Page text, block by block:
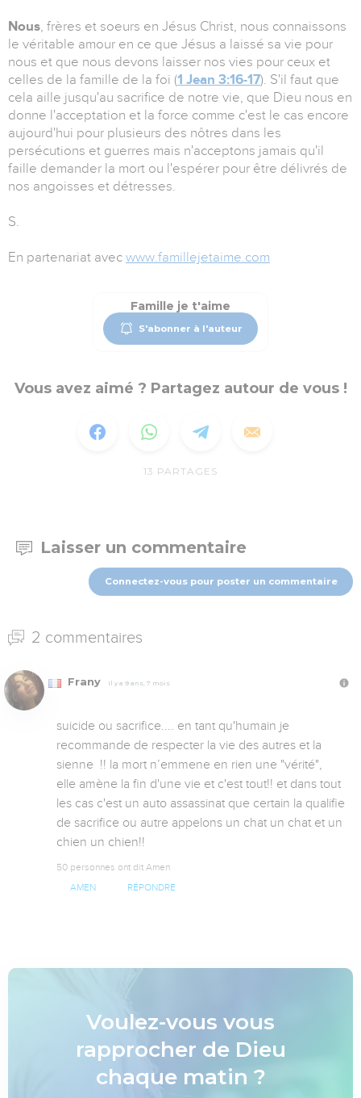
Nous, frères et soeurs en Jésus Christ, nous connaissons
le véritable amour en ce que Jésus a laissé sa vie pour
nous et que nous devons laisser nos vies pour ceux et
celles de la famille de la foi (1 Jean 3:16-17). S'il faut que
cela aille jusqu'au sacrifice de notre vie, que Dieu nous en
donne l'acceptation et la force comme c'est le cas encore
aujourd'hui pour plusieurs des nôtres dans les
persécutions et guerres mais n'acceptons jamais qu'il
faille demander la mort ou l'espérer pour être délivrés de
nos angoisses et détresses.
S.
En partenariat avec www.famillejetaime.com
Famille je t'aime
S'abonner à l'auteur
Vous avez aimé ? Partagez autour de vous !
13 PARTAGES
Laisser un commentaire
Connectez-vous pour poster un commentaire
2 commentaires
Frany Il y a 9 ans, 7 mois
suicide ou sacrifice.... en tant qu'humain je
recommande de respecter la vie des autres et la
sienne  !! la mort n’emmene en rien une "vérité",
elle amène la fin d'une vie et c'est tout!! et dans tout
les cas c'est un auto assassinat que certain la qualifie
de sacrifice ou autre appelons un chat un chat et un
chien un chien!!
50 personnes ont dit Amen
AMEN RÉPONDRE
Voulez-vous vous
rapprocher de Dieu
chaque matin ?